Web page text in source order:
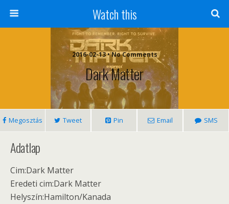
Watch this
2016-02-13 • No Comments
Dark Matter
Megosztás Tweet Pin Email SMS
Adatlap
Cim:Dark Matter
Eredeti cim:Dark Matter
Helyszín:Hamilton/Kanada